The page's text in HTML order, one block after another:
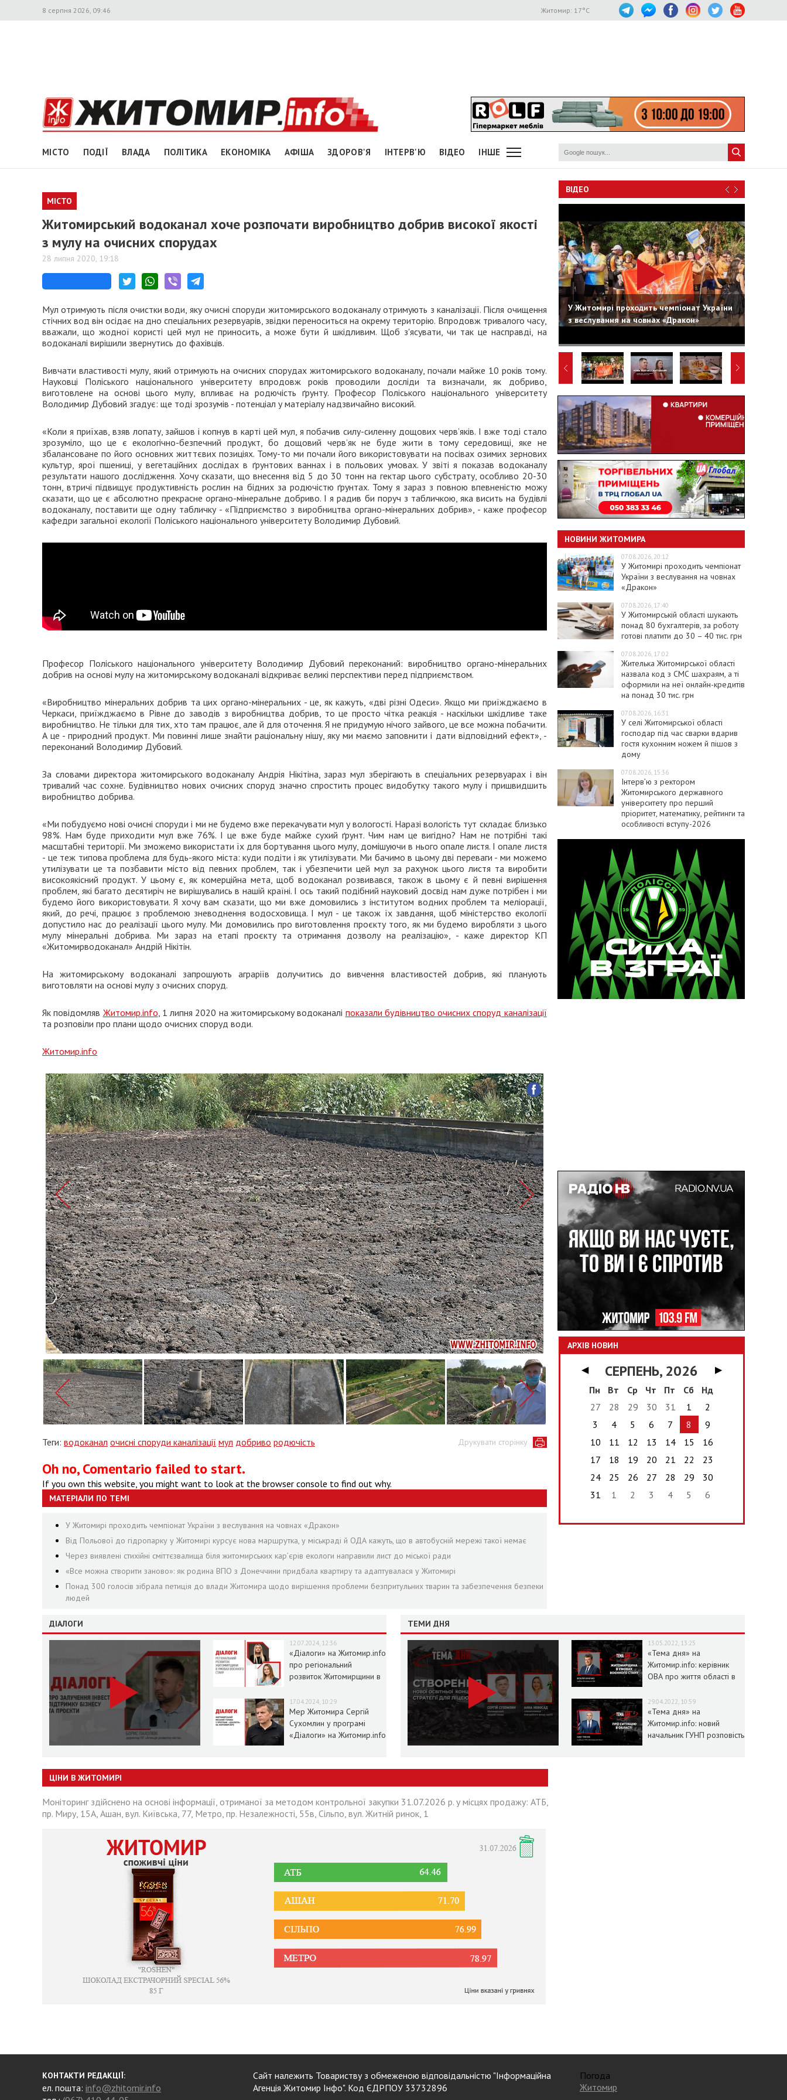
8 серпня 2026, 09:46 Житомир: 17°C
МІСТО ПОДІЇ ВЛАДА ПОЛІТИКА ЕКОНОМІКА АФІША ЗДОРОВ'Я ІНТЕРВ'Ю ВІДЕО ІНШЕ
МІСТО
​Житомирський водоканал хоче розпочати виробництво добрив високої якості
з мулу на очисних спорудах
28 липня 2020, 19:18
Мул отримують після очистки води, яку очисні споруди житомирського водоканалу отримують з каналізації. Після очищення
стічних вод він осідає на дно спеціальних резервуарів, звідки переноситься на окрему територію. Впродовж тривалого часу,
вважали, що жодної користі цей мул не приносить, а може бути й шкідливим. Щоб з'ясувати, чи так це насправді, на
водоканалі вирішили звернутись до фахівців.
Вивчати властивості мулу, який отримують на очисних спорудах житомирського водоканалу, почали майже 10 років тому.
Науковці Поліського національного університету впродовж років проводили досліди та визначали, як добриво,
виготовлене на основі цього мулу, впливає на родючість ґрунту. Професор Поліського національного університету
Володимир Дубовий згадує: ще тоді зрозумів - потенціал у матеріалу надзвичайно високий.
«Коли я приїхав, взяв лопату, зайшов і копнув в карті цей мул, я побачив силу-силенну дощових черв’яків. І вже тоді стало
зрозуміло, що це є екологічно-безпечний продукт, бо дощовий черв’як не буде жити в тому середовищі, яке не
збалансоване по його основних життєвих позиціях. Тому-то ми почали його використовувати на посівах озимих зернових
культур, ярої пшениці, у вегетаційних дослідах в ґрунтових ваннах і в польових умовах. У звіті я показав водоканалу
результати нашого дослідження. Хочу сказати, що внесення від 5 до 30 тонн на гектар цього субстрату, особливо 20-30
тонн, втричі підвищує продуктивність рослин на бідних за родючістю ґрунтах. Тому я зараз з повною впевненістю можу
сказати, що це є абсолютно прекрасне органо-мінеральне добриво. І я радив би поруч з табличкою, яка висить на будівлі
водоканалу, поставити ще одну табличку - «Підприємство з виробництва органо-мінеральних добрив», - каже професор
кафедри загальної екології Поліського національного університету Володимир Дубовий.
Професор Поліського національного університету Володимир Дубовий переконаний: виробництво органо-мінеральних
добрив на основі мулу на житомирському водоканалі відкриває великі перспективи перед підприємством.
«Виробництво мінеральних добрив та цих органо-мінеральних - це, як кажуть, «дві різні Одеси». Якщо ми приїжджаємо в
Черкаси, приїжджаємо в Рівне до заводів з виробництва добрив, то це просто чітка реакція - наскільки шкідливе таке
виробництво. Не тільки для тих, хто там працює, але й для оточення. Я не придумую нічого зайвого, це все можна побачити.
А це - природний продукт. Ми повинні лише знайти раціональну нішу, яку ми маємо заповнити і дати відповідний ефект», -
переконаний Володимир Дубовий.
За словами директора житомирського водоканалу Андрія Нікітіна, зараз мул зберігають в спеціальних резервуарах і він
тривалий час сохне. Будівництво нових очисних споруд значно спростить процес видобутку такого мулу і пришвидшить
виробництво добрива.
«Ми побудуємо нові очисні споруди і ми не будемо вже перекачувати мул у вологості. Наразі вологість тут складає близько
98%. Нам буде приходити мул вже 76%. І це вже буде майже сухий ґрунт. Чим нам це вигідно? Нам не потрібні такі
масштабні території. Ми зможемо використати їх для бортування цього мулу, домішуючи в нього опале листя. І опале листя
- це теж типова проблема для будь-якого міста: куди подіти і як утилізувати. Ми бачимо в цьому дві переваги - ми можемо
утилізувати це та позбавити місто від певних проблем, так і убезпечити цей мул за рахунок цього листя та виробити
високоякісний продукт. У цьому є, як комерційна мета, щоб водоканал розвивався, також в цьому є й певні вирішення
проблем, які багато десятиріч не вирішувались в нашій країні. І ось такий подібний науковий досвід нам дуже потрібен і ми
будемо його використовувати. Я хочу вам сказати, що ми вже домовились з інститутом водних проблем та меліорації,
який, до речі, працює з проблемою зневоднення водосховища. І мул - це також їх завдання, щоб міністерство екології
допустило нас до реалізації цього мулу. Ми домовились про виготовлення проєкту того, як ми будемо виробляти з цього
мулу мінеральні добрива. Ми зараз на етапі проєкту та отримання дозволу на реалізацію», - каже директор КП
«Житомирводоканал» Андрій Нікітін.
На житомирському водоканалі запрошують аграріїв долучитись до вивчення властивостей добрив, які планують
виготовляти на основі мулу з очисних споруд.
Як повідомляв Житомир.info, 1 липня 2020 на житомирському водоканалі показали будівництво очисних споруд каналізації
та розповіли про плани щодо очисних споруд води.
Житомир.info
Друкувати сторінку
Теги: водоканал очисні споруди каналізації мул добриво родючість
Oh no, Comentario failed to start.
If you own this website, you might want to look at the browser console to find out why.
МАТЕРІАЛИ ПО ТЕМІ
У Житомирі проходить чемпіонат України з веслування на човнах «Дракон»
Від Польової до гідропарку у Житомирі курсує нова маршрутка, у міськраді й ОДА кажуть, що в автобусній мережі такої немає
Через виявлені стихійні сміттєзвалища біля житомирських кар’єрів екологи направили лист до міської ради
«Все можна створити заново»: як родина ВПО з Донеччини придбала квартиру та адаптувалася у Житомирі
Понад 300 голосів зібрала петиція до влади Житомира щодо вирішення проблеми безпритульних тварин та забезпечення безпеки
людей
ВІДЕО
У Житомирі проходить чемпіонат України
з веслування на човнах «Дракон»
НОВИНИ ЖИТОМИРА
07.08.2026, 20:12
У Житомирі проходить чемпіонат
України з веслування на човнах
«Дракон»
07.08.2026, 17:40
У Житомирській області шукають
понад 80 бухгалтерів, за роботу
готові платити до 30 – 40 тис. грн
07.08.2026, 17:02
Жителька Житомирської області
назвала код з СМС шахраям, а ті
оформили на неї онлайн-кредитів
на понад 30 тис. грн
07.08.2026, 16:31
У селі Житомирської області
господар під час сварки вдарив
гостя кухонним ножем й пішов з
дому
07.08.2026, 15:36
Інтерв’ю з ректором
Житомирського державного
університету про перший
пріоритет, математику, рейтинги та
особливості вступу-2026
АРХІВ НОВИН
◀ СЕРПЕНЬ, 2026
▶
Пн
Вт Ср Чт Пт Сб
Нд
27
28 29 30 31 1
2
3
4 5 6 7 8
9
10
11 12 13 14 15
16
17
18 19 20 21 22
23
24
25 26 27 28 29
30
31
1 2 3 4 5 6
ДІАЛОГИ
12.07.2024, 12:36
«Діалоги» на Житомир.info
про регіональний
розвиток Житомирщини в
17.04.2024, 10:29
Мер Житомира Сергій
Сухомлин у програмі
«Діалоги» на Житомир.info
ТЕМИ ДНЯ
13.05.2022, 13:25
«Тема дня» на
Житомир.info: керівник
ОВА про життя області в
29.04.2022, 10:59
«Тема дня» на
Житомир.info: новий
начальник ГУНП розповість
ЦІНИ В ЖИТОМИРІ
Моніторинг здійснено на основі інформації, отриманої за методом контрольної закупки 31.07.2026 р. у місцях продажу: АТБ,
пр. Миру, 15А, Ашан, вул. Київська, 77, Метро, пр. Незалежності, 55в, Сільпо, вул. Житній ринок, 1
КОНТАКТИ РЕДАКЦІЇ:
ел. пошта: info@zhitomir.info
Сайт належить Товариству з обмеженою відповідальністю "Інформаційна
Агенція Житомир Інфо". Код ЄДРПОУ 33732896
Погода
Житомир